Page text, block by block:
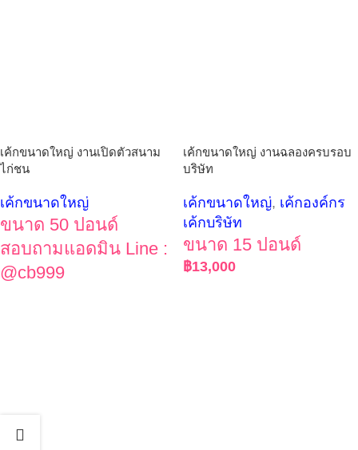
เค้กขนาดใหญ่ งานเปิดตัวสนาม
ไก่ชน
เค้กขนาดใหญ่
ขนาด 50 ปอนด์
สอบถามแอดมิน Line :
@cb999
เค้กขนาดใหญ่ งานฉลองครบรอบ
บริษัท
เค้กขนาดใหญ่, เค้กองค์กร
เค้กบริษัท
ขนาด 15 ปอนด์
฿13,000